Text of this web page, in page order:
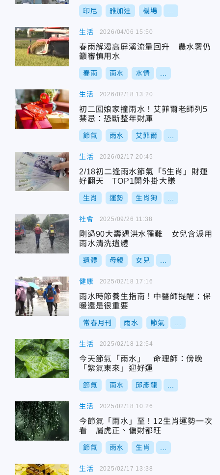
印尼 雅加達 機場
生活
春雨解渴高屏溪流量回升 農水署仍
籲審慎用水
春雨 雨水 水情
2026/04/06 15:50
生活
初二回娘家撞雨水！艾菲爾老師列5
禁忌：恐斷整年財庫
節氣 雨水 艾菲爾
2026/02/18 13:20
生活
2/18初二逢雨水節氣「5生肖」財運
好翻天 TOP1開外掛大賺
生肖 運勢 生肖狗
2026/02/17 20:45
社會
剛過90大壽遇洪水罹難 女兒含淚用
雨水清洗遺體
遺體 母親 女兒
2025/09/26 11:38
健康
雨水時節養生指南！中醫師提醒：保
暖還是很重要
常春月刊 雨水 節氣
2025/02/18 17:16
生活
今天節氣「雨水」 命理師：傍晚
「紫氣東來」迎好運
節氣 雨水 邱彥龍
2025/02/18 12:54
生活
今節氣「雨水」至！12生肖運勢一次
看 屬虎正、偏財都旺
節氣 雨水 生肖
2025/02/18 10:26
生活 2025/02/17 13:38